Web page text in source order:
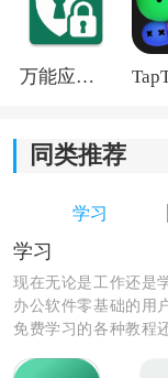
4)软件不仅注重
观念，引导他们
万能应用隐藏
同类推荐
学习
学习
现在无论是工作还是
办公软件零基础的用
免费学习的各种教程